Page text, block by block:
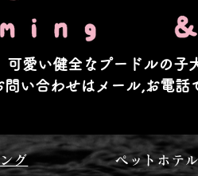
可愛い健全なプードルの子
問い合わせはメール,お電話
グ ペットホテル